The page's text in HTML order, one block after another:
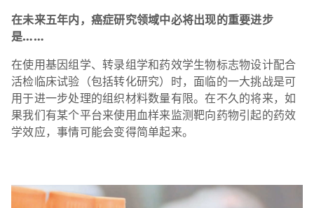
在未来五年内，癌症研究领域中必将出现的重要进步
是……
在使用基因组学、转录组学和药效学生物标志物设计配合
活检临床试验（包括转化研究）时，面临的一大挑战是可
用于进一步处理的组织材料数量有限。在不久的将来，如
果我们有某个平台来使用血样来监测靶向药物引起的药效
学效应，事情可能会变得简单起来。